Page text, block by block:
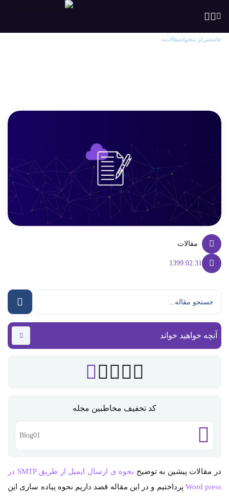
خانه مرکز محتوا مقالات
مقالات
1399.02.31
آنچه خواهید خواند
کد تخفیف مخاطبین مجله
Blog01
در مقالات پیشین به توضیح
نحوه ی ارسال ایمیل از طریق SMTP در
Word press پرداختیم و در این مقاله قصد داریم نحوه پیاده سازی این